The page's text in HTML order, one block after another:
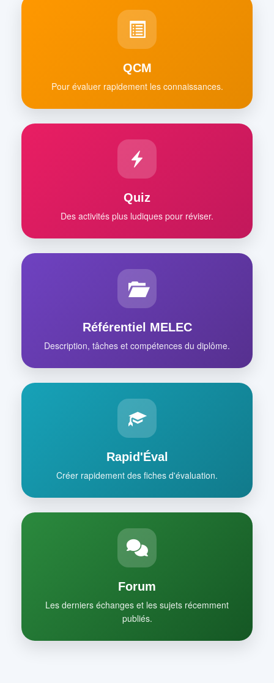
QCM
Pour évaluer rapidement les connaissances.
Quiz
Des activités plus ludiques pour réviser.
Référentiel MELEC
Description, tâches et compétences du diplôme.
Rapid'Éval
Créer rapidement des fiches d'évaluation.
Forum
Les derniers échanges et les sujets récemment
publiés.